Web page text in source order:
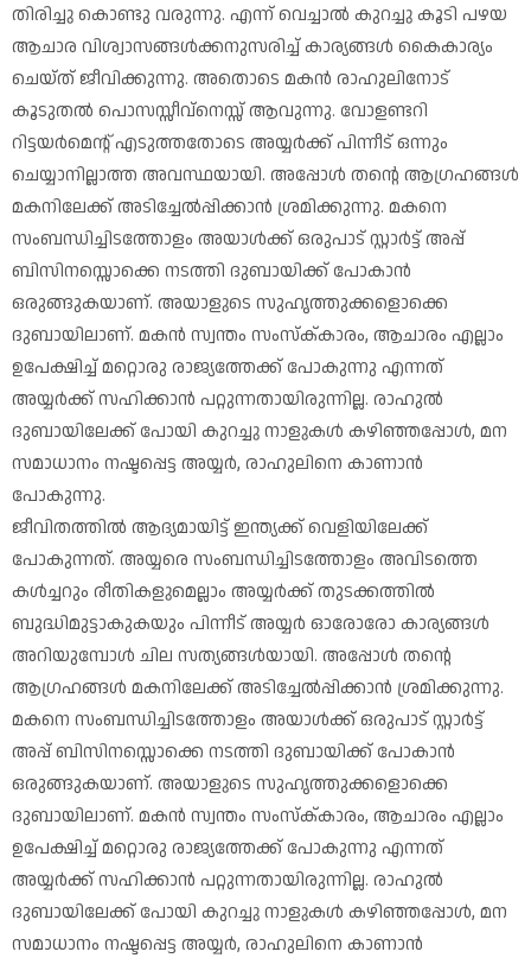
തിരിച്ചു കൊണ്ടു വരുന്നു. എന്ന് വെച്ചാൽ കുറച്ചു കൂടി പഴയ
ആചാര വിശ്വാസങ്ങൾക്കനുസരിച്ച് കാര്യങ്ങൾ കൈകാര്യം
ചെയ്ത് ജീവിക്കുന്നു. അതൊടെ മകൻ രാഹുലിനോട്
കൂടുതൽ പൊസസ്സീവ്നെസ്സ് ആവുന്നു. വോളണ്ടറി
റിട്ടയർമെന്റ് എടുത്തതോടെ അയ്യർക്ക് പിന്നീട് ഒന്നും
ചെയ്യാനില്ലാത്ത അവസ്ഥയായി. അപ്പോൾ തന്റെ ആഗ്രഹങ്ങൾ
മകനിലേക്ക് അടിച്ചേൽപ്പിക്കാൻ ശ്രമിക്കുന്നു. മകനെ
സംബന്ധിച്ചിടത്തോളം അയാൾക്ക് ഒരുപാട് സ്റ്റാർട്ട് അപ്പ്
ബിസിനസ്സൊക്കെ നടത്തി ദുബായിക്ക് പോകാൻ
ഒരുങ്ങുകയാണ്. അയാളുടെ സുഹൃത്തുക്കളൊക്കെ
ദുബായിലാണ്. മകൻ സ്വന്തം സംസ്ക്‌കാരം, ആചാരം എല്ലാം
ഉപേക്ഷിച്ച് മറ്റൊരു രാജ്യത്തേക്ക് പോകുന്നു എന്നത്
അയ്യർക്ക് സഹിക്കാൻ പറ്റുന്നതായിരുന്നില്ല. രാഹുൽ
ദുബായിലേക്ക് പോയി കുറച്ചു നാളുകൾ കഴിഞ്ഞപ്പോൾ, മന
സമാധാനം നഷ്ടപ്പെട്ട അയ്യർ, രാഹുലിനെ കാണാൻ
പോകുന്നു.
ജീവിതത്തിൽ ആദ്യമായിട്ട് ഇന്ത്യക്ക് വെളിയിലേക്ക്
പോകുന്നത്. അയ്യരെ സംബന്ധിച്ചിടത്തോളം അവിടത്തെ
കൾച്ചറും രീതികളുമെല്ലാം അയ്യർക്ക് തുടക്കത്തിൽ
ബുദ്ധിമുട്ടാകുകയും പിന്നീട് അയ്യർ ഓരോരോ കാര്യങ്ങൾ
അറിയുമ്പോൾ ചില സത്യങ്ങൾയായി. അപ്പോൾ തന്റെ
ആഗ്രഹങ്ങൾ മകനിലേക്ക് അടിച്ചേൽപ്പിക്കാൻ ശ്രമിക്കുന്നു.
മകനെ സംബന്ധിച്ചിടത്തോളം അയാൾക്ക് ഒരുപാട് സ്റ്റാർട്ട്
അപ്പ് ബിസിനസ്സൊക്കെ നടത്തി ദുബായിക്ക് പോകാൻ
ഒരുങ്ങുകയാണ്. അയാളുടെ സുഹൃത്തുക്കളൊക്കെ
ദുബായിലാണ്. മകൻ സ്വന്തം സംസ്ക്‌കാരം, ആചാരം എല്ലാം
ഉപേക്ഷിച്ച് മറ്റൊരു രാജ്യത്തേക്ക് പോകുന്നു എന്നത്
അയ്യർക്ക് സഹിക്കാൻ പറ്റുന്നതായിരുന്നില്ല. രാഹുൽ
ദുബായിലേക്ക് പോയി കുറച്ചു നാളുകൾ കഴിഞ്ഞപ്പോൾ, മന
സമാധാനം നഷ്ടപ്പെട്ട അയ്യർ, രാഹുലിനെ കാണാൻ